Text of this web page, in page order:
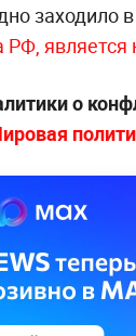
заходило
РФ, является
о